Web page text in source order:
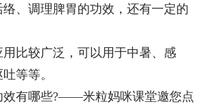
、调理脾胃的功效，还有一定的
较广泛，可以用于中暑、感
等等。
有哪些?——米粒妈咪课堂邀您点